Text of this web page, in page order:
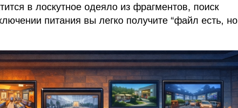
в лоскутное одеяло из фрагментов, поиск
питания вы легко получите “файл есть, но